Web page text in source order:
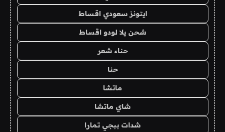
ايتونز سعودي اقساط
شحن يلا لودو اقساط
حناء شعر
حنا
ماتشا
شاي ماتشا
شدات ببجي تمارا